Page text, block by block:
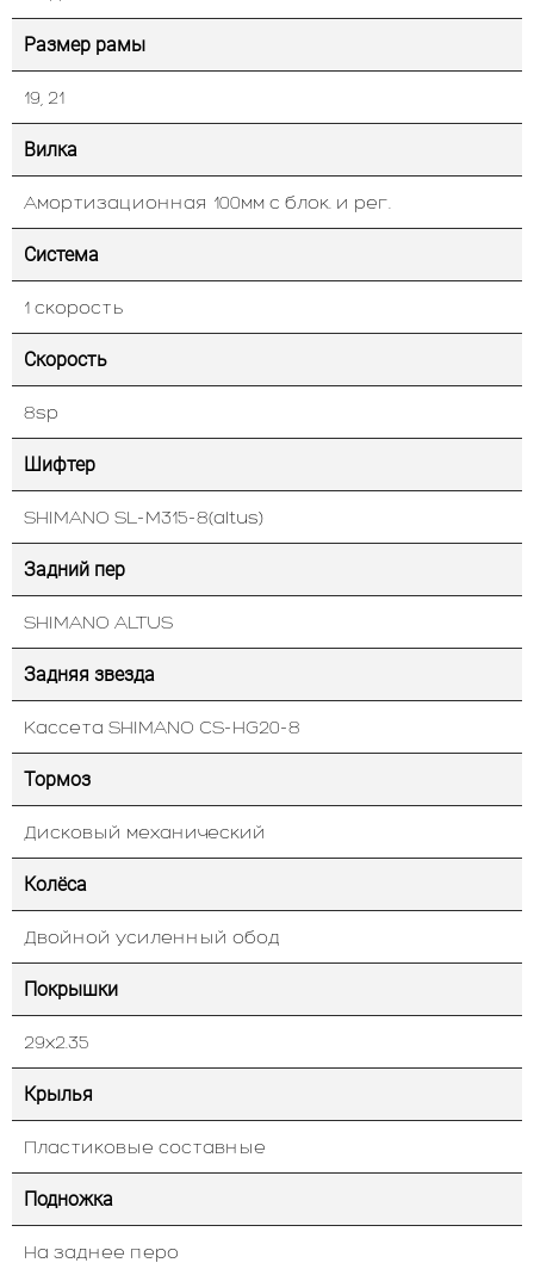
Размер рамы
19, 21
Вилка
Амортизационная 100мм с блок. и рег.
Система
1 скорость
Скорость
8sp
Шифтер
SHIMANO SL-M315-8(altus)
Задний пер
SHIMANO ALTUS
Задняя звезда
Кассета SHIMANO CS-HG20-8
Тормоз
Дисковый механический
Колёса
Двойной усиленный обод
Покрышки
29х2.35
Крылья
Пластиковые составные
Подножка
На заднее перо